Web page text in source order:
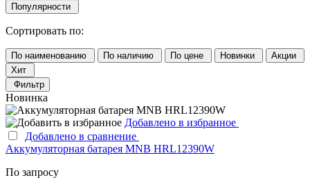
Популярности
Сортировать по:
По наименованию По наличию По цене Новинки
Акции
Хит
Фильтр
Новинка
Добавлено в избранное
Добавлено в сравнение
Аккумуляторная батарея MNB HRL12390W
По запросу